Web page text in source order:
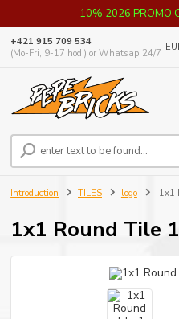
10% 2026 PROMO
+421 915 709 534
(Mo-Fri, 9-17 hod.) or Whatsap 24/7
Introduction TILES logo 1x1
1x1 Round Tile